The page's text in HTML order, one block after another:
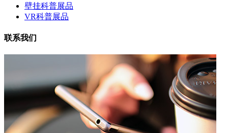
壁挂科普展品
VR科普展品
联系我们